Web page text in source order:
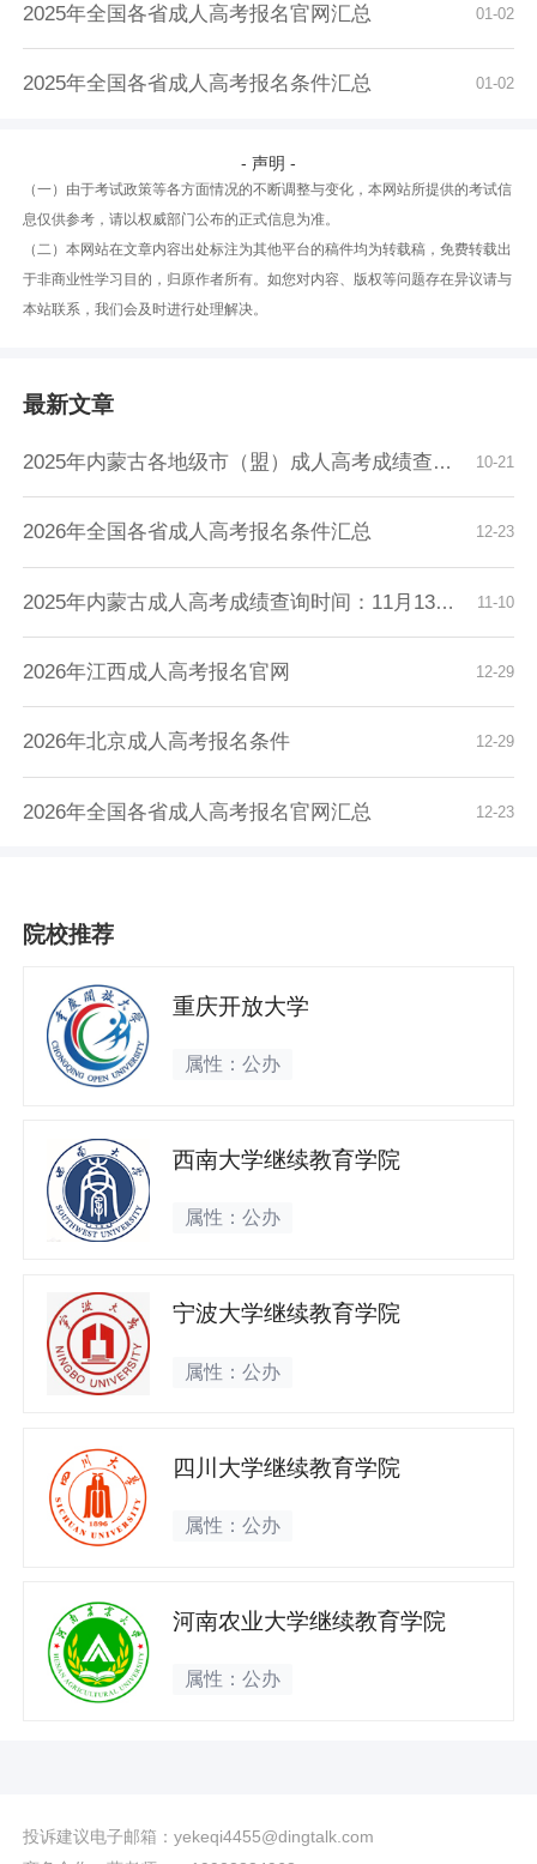
01-02
2025年全国各省成人高考报名官网汇总
01-02
2025年全国各省成人高考报名条件汇总
- 声明 -
（一）由于考试政策等各方面情况的不断调整与变化，本网站所提供的考试信
息仅供参考，请以权威部门公布的正式信息为准。
（二）本网站在文章内容出处标注为其他平台的稿件均为转载稿，免费转载出
于非商业性学习目的，归原作者所有。如您对内容、版权等问题存在异议请与
本站联系，我们会及时进行处理解决。
最新文章
10-21
2025年内蒙古各地级市（盟）成人高考成绩查询时...
12-23
2026年全国各省成人高考报名条件汇总
11-10
2025年内蒙古成人高考成绩查询时间：11月13日9...
12-29
2026年江西成人高考报名官网
12-29
2026年北京成人高考报名条件
12-23
2026年全国各省成人高考报名官网汇总
院校推荐
重庆开放大学
属性：公办
西南大学继续教育学院
属性：公办
宁波大学继续教育学院
属性：公办
四川大学继续教育学院
属性：公办
河南农业大学继续教育学院
属性：公办
投诉建议电子邮箱：yekeqi4455@dingtalk.com